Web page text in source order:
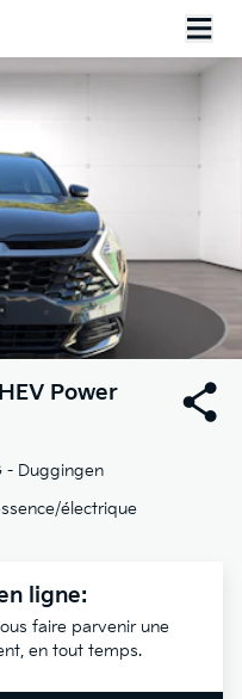
Power
- Duggingen
électrique
ligne:
faire parvenir une
en tout temps.